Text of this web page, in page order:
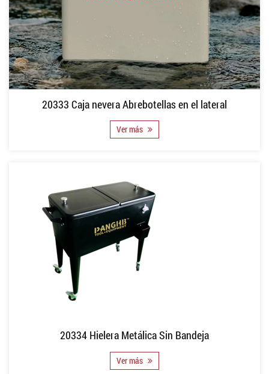
20333 Caja nevera Abrebotellas en el lateral
Ver más
20334 Hielera Metálica Sin Bandeja
Ver más